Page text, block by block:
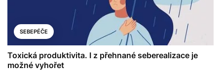
SEBEPÉČE
Toxická produktivita. I z přehnané seberealizace je
možné vyhořet